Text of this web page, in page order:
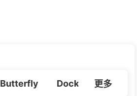
Butterfly Docker Linux
更多